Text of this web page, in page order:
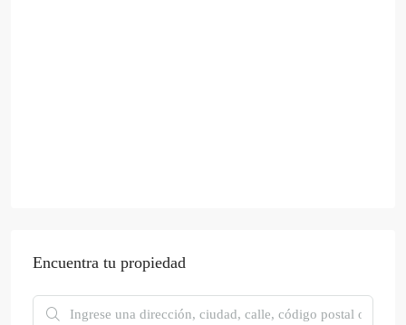
Encuentra tu propiedad